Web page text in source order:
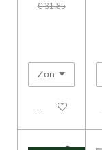
€ 31,85
In winkelwagen